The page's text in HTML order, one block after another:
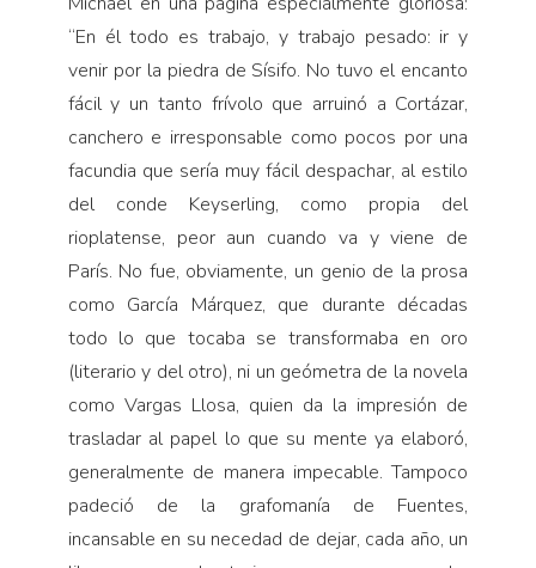
“En él todo es trabajo, y trabajo pesado: ir y
venir por la piedra de Sísifo. No tuvo el encanto
fácil y un tanto frívolo que arruinó a Cortázar,
canchero e irresponsable como pocos por una
facundia que sería muy fácil despachar, al estilo
del conde Keyserling, como propia del
rioplatense, peor aun cuando va y viene de
París. No fue, obviamente, un genio de la prosa
como García Márquez, que durante décadas
todo lo que tocaba se transformaba en oro
(literario y del otro), ni un geómetra de la novela
como Vargas Llosa, quien da la impresión de
trasladar al papel lo que su mente ya elaboró,
generalmente de manera impecable. Tampoco
padeció de la grafomanía de Fuentes,
incansable en su necedad de dejar, cada año, un